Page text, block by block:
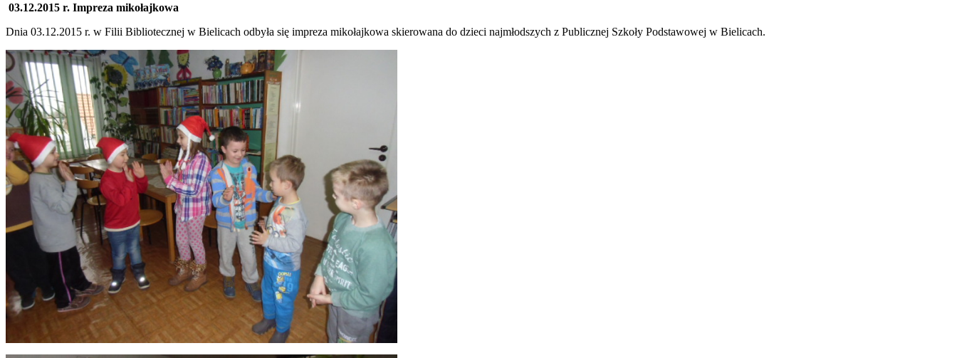
03.12.2015 r. Impreza mikołajkowa
Dnia 03.12.2015 r. w Filii Bibliotecznej w Bielicach odbyła się impreza mikołajkowa skierowana do dzieci najmłodszych z Publicznej Szkoły Podstawowej w Bielicach.